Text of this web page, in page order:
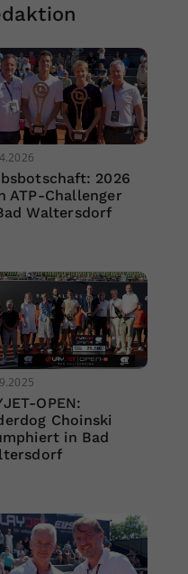
2026
ATP-Challenger
Waltersdorf
OPEN:
Choinski
in Bad